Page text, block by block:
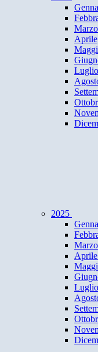
Marzo
Aprile
Luglio
2025
Marzo
Aprile
Luglio